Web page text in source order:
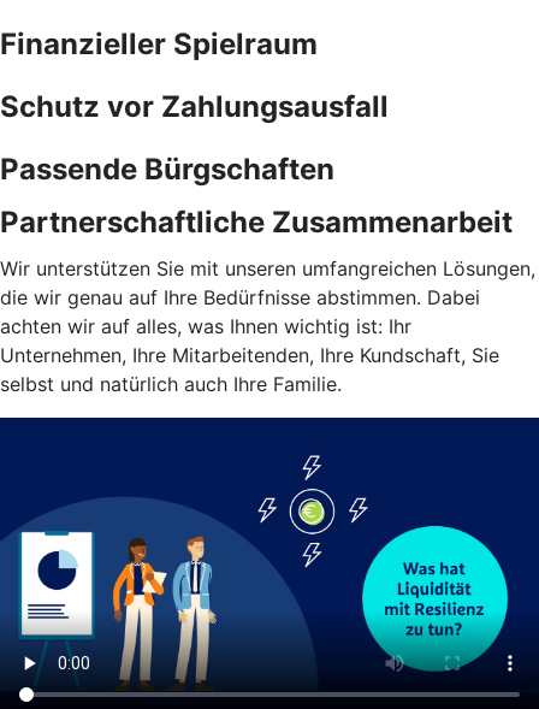
Finanzieller Spielraum
Schutz vor Zahlungsausfall
Passende Bürgschaften
Partnerschaftliche Zusammenarbeit
Wir unterstützen Sie mit unseren umfangreichen Lösungen,
die wir genau auf Ihre Bedürfnisse abstimmen. Dabei
achten wir auf alles, was Ihnen wichtig ist: Ihr
Unternehmen, Ihre Mitarbeitenden, Ihre Kundschaft, Sie
selbst und natürlich auch Ihre Familie.